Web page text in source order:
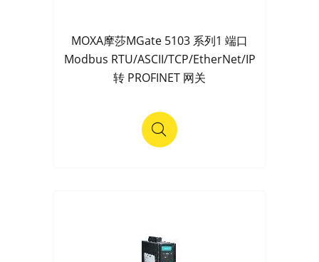
MOXA摩莎MGate 5103 系列1 端口
Modbus RTU/ASCII/TCP/EtherNet/IP
转 PROFINET 网关